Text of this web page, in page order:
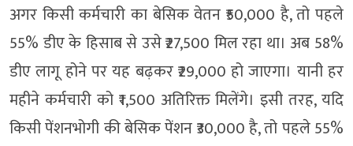
अगर किसी कर्मचारी का बेसिक वेतन ₹50,000 है, तो पहले
55% डीए के हिसाब से उसे ₹27,500 मिल रहा था। अब 58%
डीए लागू होने पर यह बढ़कर ₹29,000 हो जाएगा। यानी हर
महीने कर्मचारी को ₹1,500 अतिरिक्त मिलेंगे। इसी तरह, यदि
किसी पेंशनभोगी की बेसिक पेंशन ₹30,000 है, तो पहले 55%